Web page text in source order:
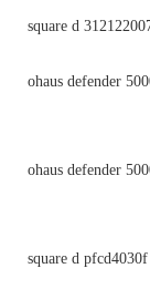
square d
ohaus defender
ohaus defender
square d